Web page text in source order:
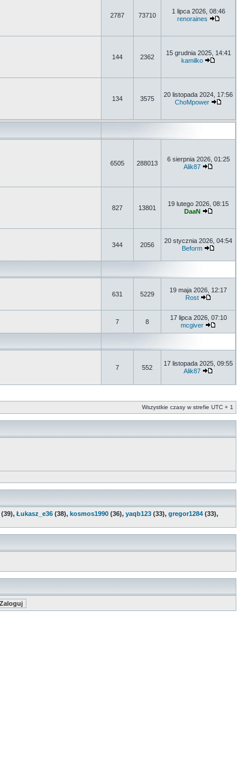
2787 73710
1 lipca 2026, 08:46
renoraines
144 2362
15 grudnia 2025, 14:41
kamilko
134 3575
20 listopada 2024, 17:56
ChoMpower
6505 288013
6 sierpnia 2026, 01:25
Alik87
827 13801
19 lutego 2026, 08:15
DaaN
344 2056
20 stycznia 2026, 04:54
Beform
631 5229
19 maja 2026, 12:17
Rost
7 8
17 lipca 2026, 07:10
mcgiver
7 552
17 listopada 2025, 09:55
Alik87
Wszystkie czasy w strefie UTC + 1
(39), Łukasz_e36 (38), kosmos1990 (36), yaqb123 (33), gregor1284 (33),